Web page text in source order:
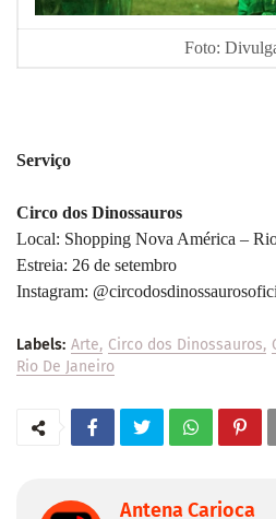
Foto:
Serviço
Circo dos Dinossauros
Local: Shopping Nova América –
Estreia: 26 de setembro
Instagram:
Labels: Arte Circo dos Dinossauros
Rio De Janeiro
Antena Carioca